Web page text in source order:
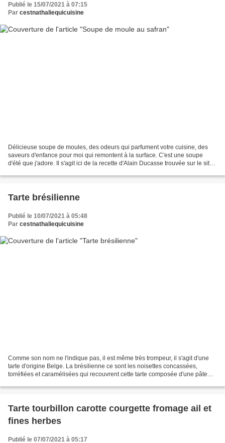
Publié le 15/07/2021 à 07:15
Par cestnathaliequicuisine
Délicieuse soupe de moules, des odeurs qui parfument votre cuisine, des
saveurs d'enfance pour moi qui remontent à la surface. C'est une soupe
d'été que j'adore. Il s'agit ici de la recette d'Alain Ducasse trouvée sur le site
Tarte brésilienne
Publié le 10/07/2021 à 05:48
Par cestnathaliequicuisine
Comme son nom ne l'indique pas, il est même très trompeur, il s'agit d'une
tarte d'origine Belge. La brésilienne ce sont les noisettes concassées,
torréfiées et caramélisées qui recouvrent cette tarte composée d'une pâte
Tarte tourbillon carotte courgette fromage ail et
fines herbes
Publié le 07/07/2021 à 05:17